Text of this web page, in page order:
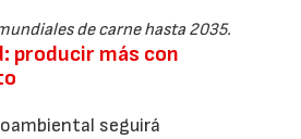
de carne hasta 2035.
producir más con
seguirá